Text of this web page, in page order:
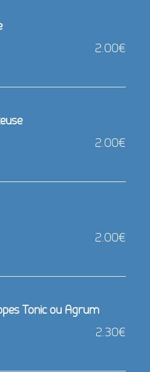
2.00€
2.00€
2.00€
Tonic ou Agrum
2.30€